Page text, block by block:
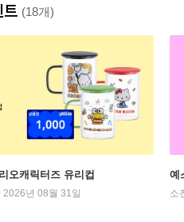
트 (18개)
오캐릭터즈 유리컵
년 08월 31일
예
소